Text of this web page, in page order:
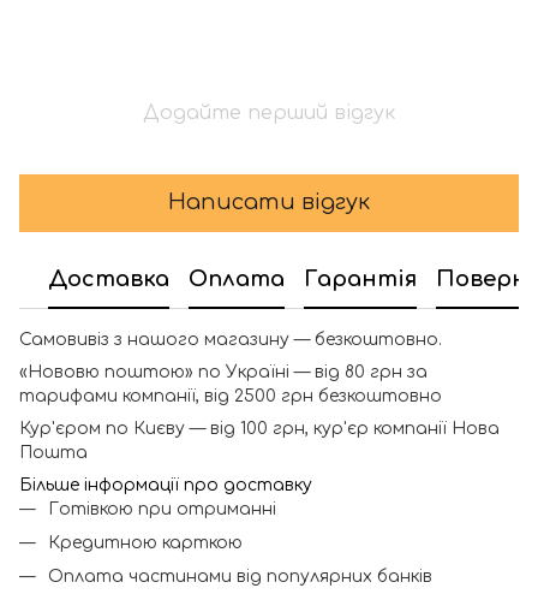
Додайте перший відгук
Написати відгук
Доставка Оплата Гарантія
Самовивіз з нашого магазину — безкоштовно.
«Нововю поштою» по Україні — від 80 грн за
тарифами компанії, від 2500 грн безкоштовно
Кур'єром по Києву — від 100 грн, кур'єр компанії Нова
Пошта
Більше інформації про доставку
Готівкою при отриманні
Кредитною карткою
Оплата частинами від популярних банків